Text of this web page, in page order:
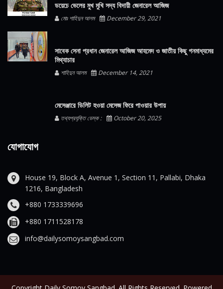
ডয়েচে ভেলের মুখ মুখি সদ্য বিদায়ী জেনারেল আজিজ
মোঃ শাহিদুন আলম December 29, 2021
সাবেক সেনা প্রধান জেনারেল আজিজ আহমেদ ও জাতীয় কিছু গনমাধ্যমের
মিথ্যাচার
শাহিদুন আলম December 14, 2021
মেসেঞ্জারে ডিলিট হওয়া মেসেজ ফিরে পাওয়ার উপায়
তথ্যপ্রযুক্তি ডেস্ক : October 20, 2025
যোগাযোগ
House 19, Block A, Avenue 1, Section 11, Pallabi, Dhaka
1216, Bangladesh
+880 1733339696
+880 1711528178
info@dailysomoysangbad.com